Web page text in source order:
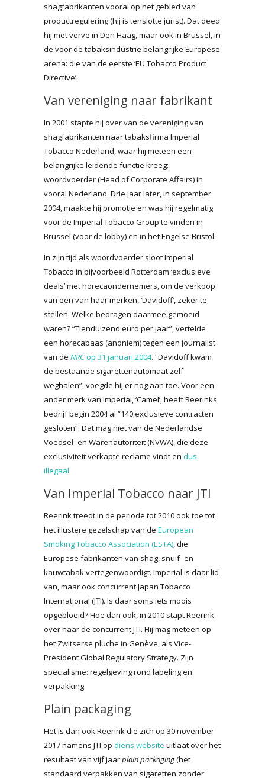
shagfabrikanten vooral op het gebied van
productregulering (hij is tenslotte jurist). Dat deed
hij met verve in Den Haag, maar ook in Brussel, in
de voor de tabaksindustrie belangrijke Europese
arena: die van de eerste ‘EU Tobacco Product
Directive’.
Van vereniging naar fabrikant
In 2001 stapte hij over van de vereniging van
shagfabrikanten naar tabaksfirma Imperial
Tobacco Nederland, waar hij meteen een
belangrijke leidende functie kreeg:
woordvoerder (Head of Corporate Affairs) in
vooral Nederland. Drie jaar later, in september
2004, maakte hij promotie en was hij regelmatig
voor de Imperial Tobacco Group te vinden in
Brussel (voor de lobby) en in het Engelse Bristol.
In zijn tijd als woordvoerder sloot Imperial
Tobacco in bijvoorbeeld Rotterdam ‘exclusieve
deals’ met horecaondernemers, om de verkoop
van een van haar merken, ‘Davidoff’, zeker te
stellen. Welke bedragen daarmee gemoeid
waren? “Tienduizend euro per jaar”, vertelde
een horecabaas (anoniem) tegen een journalist
van de NRCop 31 januari 2004. “Davidoff kwam
de bestaande sigarettenautomaat zelf
weghalen”, voegde hij er nog aan toe. Voor een
ander merk van Imperial, ‘Camel’, heeft Reerinks
bedrijf begin 2004 al “140 exclusieve contracten
gesloten”. Dat mag niet van de Nederlandse
Voedsel- en Warenautoriteit (NVWA), die deze
exclusiviteit verkapte reclame vindt en dus
illegaal.
Van Imperial Tobacco naar JTI
Reerink treedt in de periode tot 2010 ook toe tot
het illustere gezelschap van de European
Smoking Tobacco Association (ESTA), die
Europese fabrikanten van shag, snuif- en
kauwtabak vertegenwoordigt. Imperial is daar lid
van, maar ook concurrent Japan Tobacco
International (JTI). Is daar soms iets moois
opgebloeid? Hoe dan ook, in 2010 stapt Reerink
over naar de concurrent JTI. Hij mag meteen op
het Zwitserse pluche in Genève, als Vice-
President Global Regulatory Strategy. Zijn
specialisme: regelgeving rond labeling en
verpakking.
Plain packaging
Het is dan ook Reerink die zich op 30 november
2017 namens JTI op diens website uitlaat over het
resultaat van vijf jaarplain packaging(het
standaard verpakken van sigaretten zonder